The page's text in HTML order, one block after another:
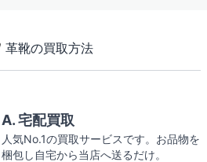
革靴の買取方法
A. 宅配買取
人気No.1の買取サービスです。お品物を
梱包し自宅から当店へ送るだけ。